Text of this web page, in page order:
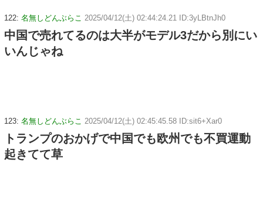
122: 名無しどんぶらこ 2025/04/12(土) 02:44:24.21 ID:3yLBtnJh0
中国で売れてるのは大半がモデル3だから別にい
いんじゃね
123: 名無しどんぶらこ 2025/04/12(土) 02:45:45.58 ID:sit6+Xar0
トランプのおかげで中国でも欧州でも不買運動
起きてて草